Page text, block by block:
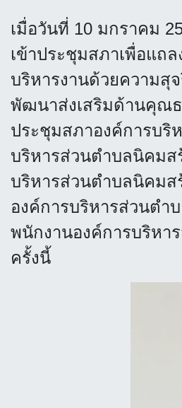
เมื่อวันที่ 10 มกราคม
เข้าประชุมสภาเพื่อแ
บริหารงานด้วยความสุ
พัฒนาส่งเสริมด้านคุณ
ประชุมสภาองค์การบริ
บริหารส่วนตำบลนิคมส
บริหารส่วนตำบลนิคมส
องค์การบริหารส่วนตำ
พนักงานองค์การบริหา
ครั้งนี้